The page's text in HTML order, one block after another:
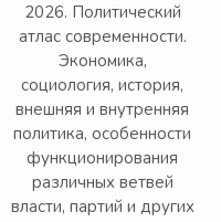
2026. Политический
атлас современности.
Экономика,
социология, история,
внешняя и внутренняя
политика, особенности
функционирования
различных ветвей
власти, партий и других